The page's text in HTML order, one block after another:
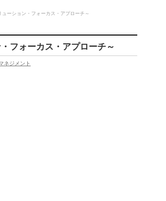
ューション・フォーカス・アプローチ～
フォーカス・アプローチ～
ネジメント